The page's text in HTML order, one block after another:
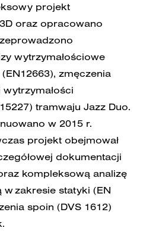
projekt
oraz opracowano
wytrzymałościowe
zmęczenia
tramwaju Jazz Duo.
w 2015 r.
projekt obejmował
dokumentacji
kompleksową analizę
w zakresie statyki (EN
spoin (DVS 1612)